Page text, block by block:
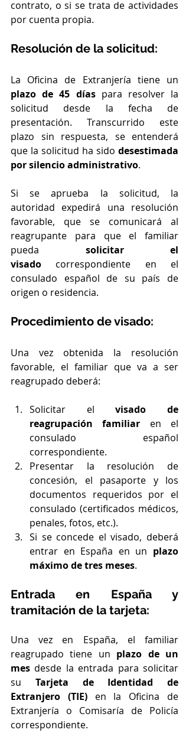
contrato, o si se trata de actividades
por cuenta propia.
Resolución de la solicitud:
plazo de 45 días para resolver la
solicitud desde la fecha de
presentación. Transcurrido este
plazo sin respuesta, se entenderá
que la solicitud ha sido desestimada
por silencio administrativo.
Si se aprueba la solicitud, la
autoridad expedirá una resolución
favorable, que se comunicará al
reagrupante para que el familiar
pueda solicitar el
visado correspondiente en el
consulado español de su país de
origen o residencia.
Procedimiento de visado:
Una vez obtenida la resolución
favorable, el familiar que va a ser
reagrupado deberá:
Solicitar el visado de
reagrupación familiar en el
consulado español
correspondiente.
Presentar la resolución de
concesión, el pasaporte y los
documentos requeridos por el
consulado (certificados médicos,
penales, fotos, etc.).
Si se concede el visado, deberá
entrar en España en un plazo
máximo de tres meses.
Entrada en España y
tramitación de la tarjeta:
Una vez en España, el familiar
reagrupado tiene un plazo de un
mes desde la entrada para solicitar
su Tarjeta de Identidad de
Extranjero (TIE) en la Oficina de
Extranjería o Comisaría de Policía
correspondiente.